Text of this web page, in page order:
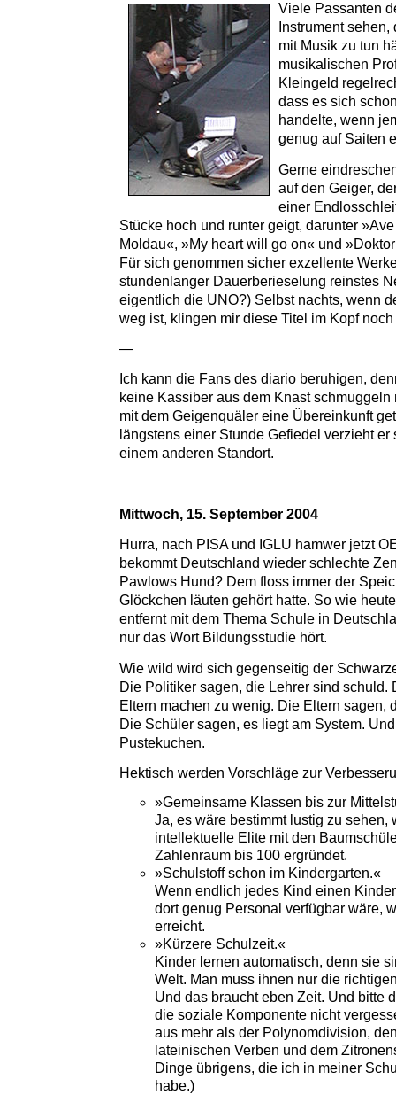
Viele Passanten
Instrument
mit Musik zu tun
musikalischen
Kleingeld
dass es sich
handelte, wenn
genug auf Saiten
Gerne
auf den Geiger,
einer
Stücke hoch und runter geigt, darunter
Moldau«, »My heart will go on« und
Für sich genommen sicher exzellente
stundenlanger Dauerberieselung reinstes
eigentlich die UNO?) Selbst nachts, wenn
weg ist, klingen mir diese Titel im Kopf noch
—
Ich kann die Fans des diario beruhigen,
keine Kassiber aus dem Knast
mit dem Geigenquäler eine Übereinkunft
längstens einer Stunde Gefiedel verzieht
einem anderen Standort.
Mittwoch, 15. September 2004
Hurra, nach PISA und IGLU hamwer jetzt
bekommt Deutschland wieder schlechte
Pawlows Hund? Dem floss immer der
Glöckchen läuten gehört hatte. So wie
entfernt mit dem Thema Schule in
nur das Wort Bildungsstudie hört.
Wie wild wird sich gegenseitig der
Die Politiker sagen, die Lehrer sind schuld.
Eltern machen zu wenig. Die Eltern sagen,
Die Schüler sagen, es liegt am System.
Pustekuchen.
Hektisch werden Vorschläge zur
»Gemeinsame Klassen bis zur
Ja, es wäre bestimmt lustig zu sehen,
intellektuelle Elite mit den
Zahlenraum bis 100 ergründet.
»Schulstoff schon im Kindergarten.«
Wenn endlich jedes Kind einen
dort genug Personal verfügbar wäre,
erreicht.
»Kürzere Schulzeit.«
Kinder lernen automatisch, denn sie
Welt. Man muss ihnen nur die
Und das braucht eben Zeit. Und bitte
die soziale Komponente nicht
aus mehr als der Polynomdivision,
lateinischen Verben und dem
Dinge übrigens, die ich in meiner
habe.)